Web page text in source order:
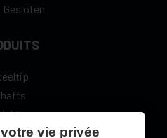
Gesloten
Style
vie privée